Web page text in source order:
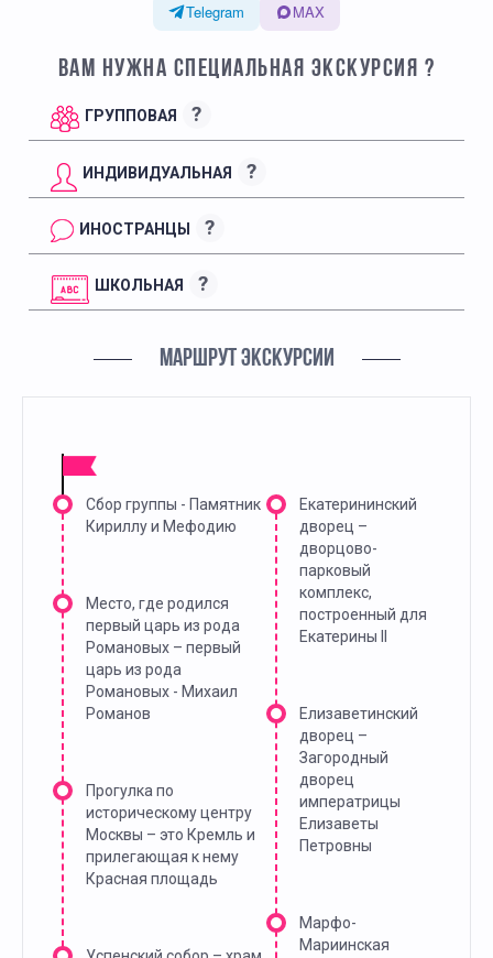
Telegram
MAX
ВАМ НУЖНА СПЕЦИАЛЬНАЯ ЭКСКУРСИЯ ?
ГРУППОВАЯ ?
ИНДИВИДУАЛЬНАЯ ?
ИНОСТРАНЦЫ ?
ШКОЛЬНАЯ ?
МАРШРУТ ЭКСКУРСИИ
Сбор группы - Памятник
Кириллу и Мефодию
Место, где родился
первый царь из рода
Романовых – первый
царь из рода
Романовых - Михаил
Романов
Прогулка по
историческому центру
Москвы – это Кремль и
прилегающая к нему
Красная площадь
Екатерининский
дворец –
дворцово-
парковый
комплекс,
построенный для
Екатерины II
Елизаветинский
дворец –
Загородный
дворец
императрицы
Елизаветы
Петровны
Марфо-
Мариинская